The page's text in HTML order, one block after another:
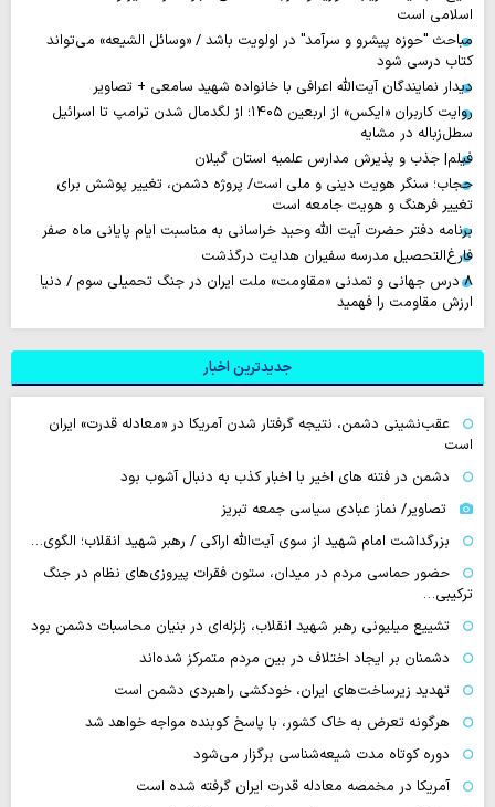
اسلامی است
مباحث "حوزه پیشرو و سرآمد" در اولویت باشد / «وسائل الشیعه» می‌تواند
کتاب درسی شود
دیدار نمایندگان آیت‌الله اعرافی با خانواده شهید سامعی + تصاویر
روایت‌ کاربران «ایکس» از اربعین ۱۴۰۵؛ از لگدمال شدن ترامپ تا اسرائیل
سطل‌زباله‌ در مشایه
فیلم| جذب و پذیرش مدارس علمیه استان گیلان
حجاب؛ سنگر هویت دینی و ملی است/ پروژه دشمن، تغییر پوشش برای
تغییر فرهنگ و هویت جامعه است
برنامه دفتر حضرت آیت الله وحید خراسانی به مناسبت ایام پایانی ماه صفر
فارغ‌التحصیل مدرسه سفیران هدایت درگذشت
۸ درس جهانی و تمدنی «مقاومت» ملت ایران در جنگ تحمیلی سوم / دنیا
ارزش مقاومت را فهمید
جدیدترین اخبار
عقب‌نشینی دشمن، نتیجه گرفتار شدن آمریکا در «معادله قدرت» ایران
است
دشمن در فتنه های اخیر با اخبار کذب به دنبال آشوب بود
تصاویر/ نماز عبادی سیاسی جمعه تبریز
بزرگداشت امام شهید از سوی آیت‌الله اراکی / رهبر شهید انقلاب؛ الگوی…
حضور حماسی مردم در میدان، ستون فقرات پیروزی‌های نظام در جنگ
ترکیبی…
تشییع میلیونی رهبر شهید انقلاب، زلزله‌ای در بنیان محاسبات دشمن بود
دشمنان بر ایجاد اختلاف در بین مردم متمرکز شده‌اند
تهدید زیرساخت‌های ایران، خودکشی راهبردی دشمن است
هرگونه تعرض به خاک کشور، با پاسخ کوبنده مواجه خواهد شد
دوره کوتاه مدت شیعه‌شناسی برگزار می‌شود
آمریکا در مخمصه معادله قدرت ایران گرفته شده است